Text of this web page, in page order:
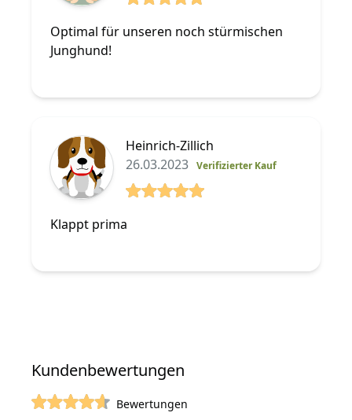
Optimal für unseren noch stürmischen
Junghund!
Heinrich-Zillich
26.03.2023 Verifizierter Kauf
Klappt prima
Kundenbewertungen
Bewertungen